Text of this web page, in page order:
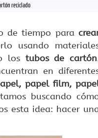
reciclado
de tiempo para
usando
los tubos de cartón
en
papel film,
buscando
esta idea: hacer